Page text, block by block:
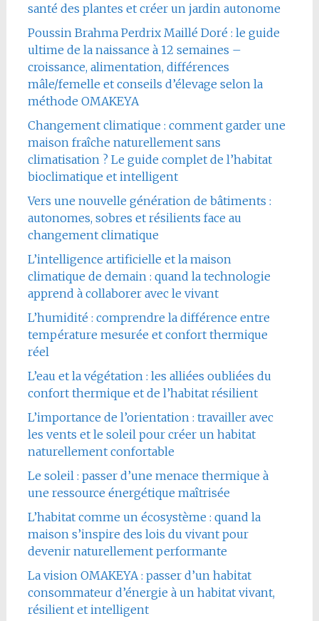
santé des plantes et créer un jardin autonome
Poussin Brahma Perdrix Maillé Doré : le guide
ultime de la naissance à 12 semaines –
croissance, alimentation, différences
mâle/femelle et conseils d’élevage selon la
méthode OMAKEYA
Changement climatique : comment garder une
maison fraîche naturellement sans
climatisation ? Le guide complet de l’habitat
bioclimatique et intelligent
Vers une nouvelle génération de bâtiments :
autonomes, sobres et résilients face au
changement climatique
L’intelligence artificielle et la maison
climatique de demain : quand la technologie
apprend à collaborer avec le vivant
L’humidité : comprendre la différence entre
température mesurée et confort thermique
réel
L’eau et la végétation : les alliées oubliées du
confort thermique et de l’habitat résilient
L’importance de l’orientation : travailler avec
les vents et le soleil pour créer un habitat
naturellement confortable
Le soleil : passer d’une menace thermique à
une ressource énergétique maîtrisée
L’habitat comme un écosystème : quand la
maison s’inspire des lois du vivant pour
devenir naturellement performante
La vision OMAKEYA : passer d’un habitat
consommateur d’énergie à un habitat vivant,
résilient et intelligent